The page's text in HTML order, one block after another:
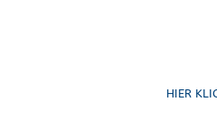
HIER